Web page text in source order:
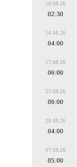
10.08.26
02:30
14.08.26
04:00
17.08.26
06:00
23.08.26
06:00
29.08.26
04:00
07.09.26
05:00